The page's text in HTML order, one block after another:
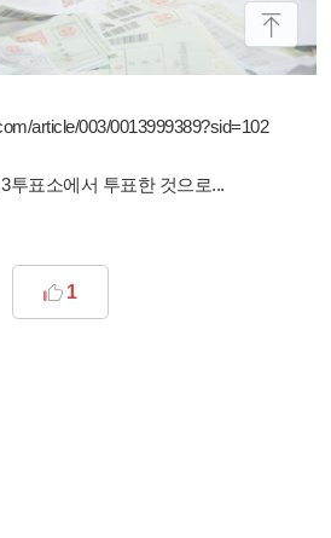
article/003/0013999389?sid=102
투표소에서 투표한 것으로...
1